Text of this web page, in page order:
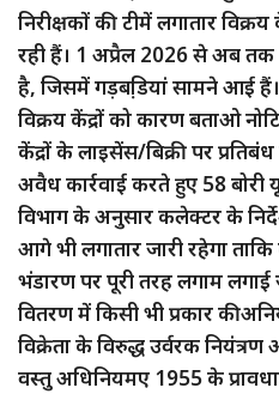
निरीक्षकों की टीमें लगातार
रही हैं। 1 अप्रैल 2026 से अब तक
है, जिसमें गड़बडि़यां सामने आई
विक्रय केंद्रों को कारण बताओ
केंद्रों के लाइसेंस/बिक्री पर
अवैध कार्रवाई करते हुए 58 बोरी
विभाग के अनुसार कलेक्टर के
आगे भी लगातार जारी रहेगा
भंडारण पर पूरी तरह लगाम
वितरण में किसी भी प्रकार
विक्रेता के विरुद्ध उर्वरक
वस्तु अधिनियमए 1955 के